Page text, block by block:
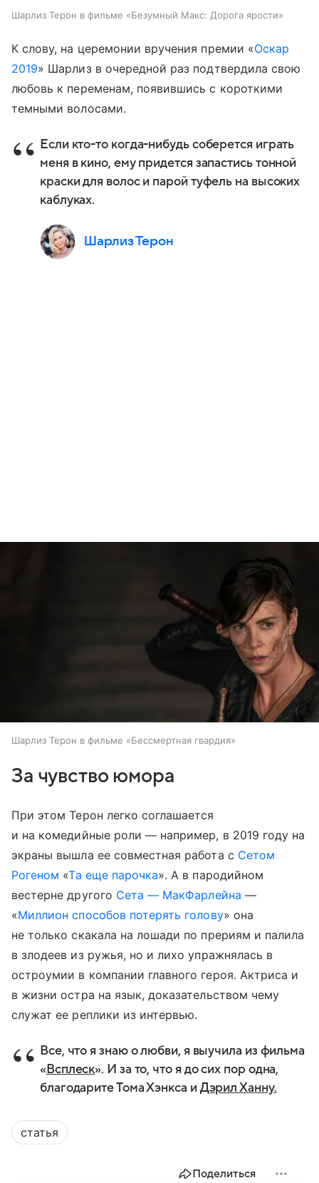
Шарлиз Терон в фильме «Безумный Макс: Дорога ярости»
К слову, на церемонии вручения премии «Оскар
2019» Шарлиз в очередной раз подтвердила свою
любовь к переменам, появившись с короткими
темными волосами.
Если кто-то когда-нибудь соберется играть
меня в кино, ему придется запастись тонной
краски для волос и парой туфель на высоких
каблуках.
Шарлиз Терон
Шарлиз Терон в фильме «Бессмертная гвардия»
За чувство юмора
При этом Терон легко соглашается
и на комедийные роли — например, в 2019 году на
экраны вышла ее совместная работа с Сетом
Рогеном «Та еще парочка». А в пародийном
вестерне другого Сета — МакФарлейна —
«Миллион способов потерять голову» она
не только скакала на лошади по прериям и палила
в злодеев из ружья, но и лихо упражнялась в
остроумии в компании главного героя. Актриса и
в жизни остра на язык, доказательством чему
служат ее реплики из интервью.
Все, что я знаю о любви, я выучила из фильма
« Всплеск». И за то, что я до сих пор одна,
благодарите Тома Хэнкса и Дэрил Ханну.
статья
Поделиться